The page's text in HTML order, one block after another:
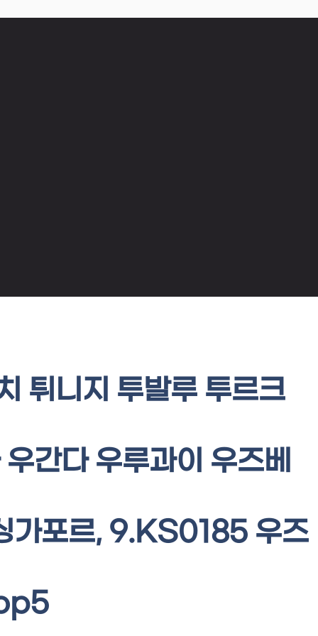
튀니지 투발루 투르크
간다 우루과이 우즈베
가포르, 9.KS0185 우즈